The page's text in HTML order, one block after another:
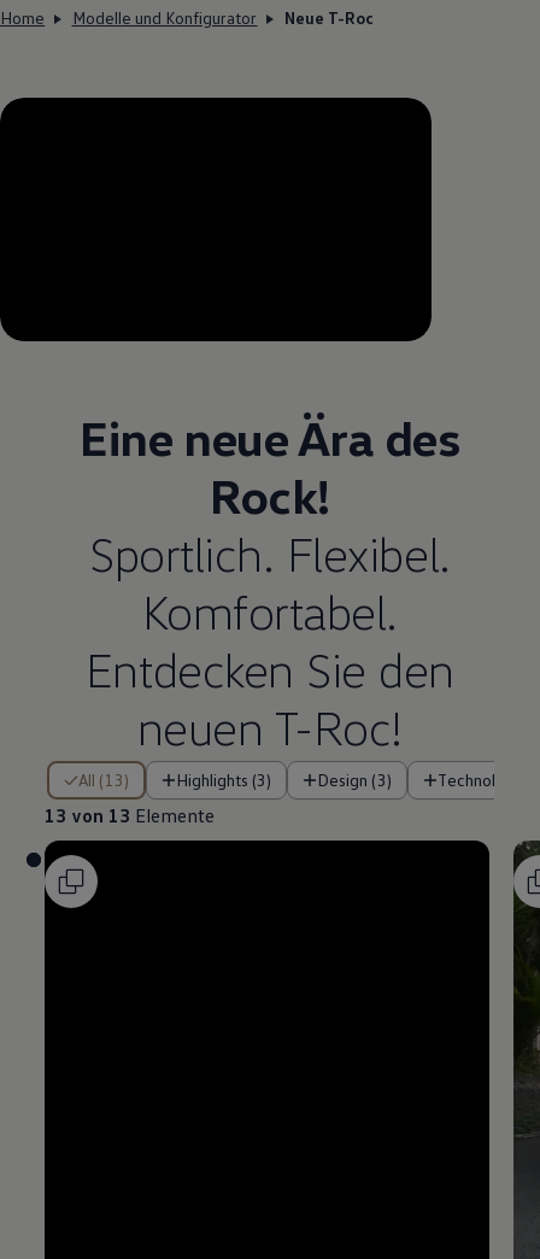
Home Modelle und Konfigurator Neue T-Roc
Remaining time, --:--
Eine neue Ära des
Rock!
Sportlich. Flexibel.
Komfortabel.
Entdecken Sie den
neuen T-Roc!
All (13) Highlights (3) Design (3) Technologie
13 von 13 Elemente
13 von 13 Elemente